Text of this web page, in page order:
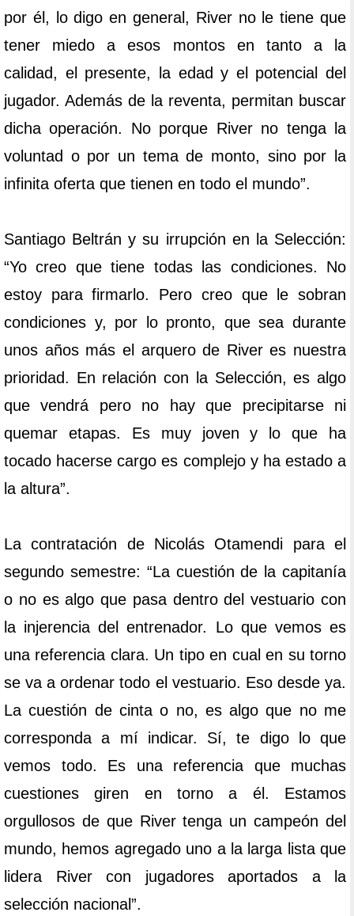
por él, lo digo en general, River no le tiene que
tener miedo a esos montos en tanto a la
calidad, el presente, la edad y el potencial del
jugador. Además de la reventa, permitan buscar
dicha operación. No porque River no tenga la
voluntad o por un tema de monto, sino por la
infinita oferta que tienen en todo el mundo”.
Santiago Beltrán y su irrupción en la Selección:
“Yo creo que tiene todas las condiciones. No
estoy para firmarlo. Pero creo que le sobran
condiciones y, por lo pronto, que sea durante
unos años más el arquero de River es nuestra
prioridad. En relación con la Selección, es algo
que vendrá pero no hay que precipitarse ni
quemar etapas. Es muy joven y lo que ha
tocado hacerse cargo es complejo y ha estado a
la altura”.
La contratación de Nicolás Otamendi para el
segundo semestre: “La cuestión de la capitanía
o no es algo que pasa dentro del vestuario con
la injerencia del entrenador. Lo que vemos es
una referencia clara. Un tipo en cual en su torno
se va a ordenar todo el vestuario. Eso desde ya.
La cuestión de cinta o no, es algo que no me
corresponda a mí indicar. Sí, te digo lo que
vemos todo. Es una referencia que muchas
cuestiones giren en torno a él. Estamos
orgullosos de que River tenga un campeón del
mundo, hemos agregado uno a la larga lista que
lidera River con jugadores aportados a la
selección nacional”.